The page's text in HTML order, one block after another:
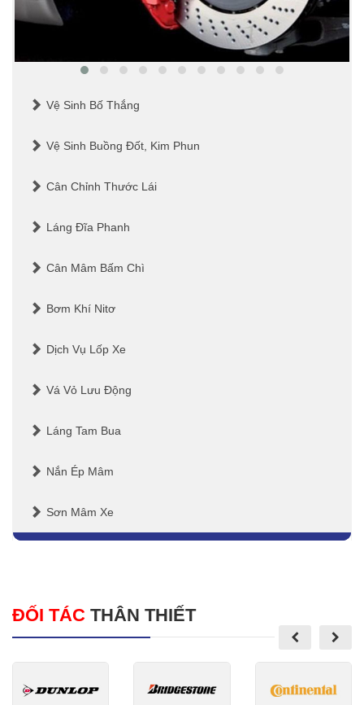
Vệ Sinh Bố Thắng
Vệ Sinh Buồng Đốt, Kim Phun
Cân Chỉnh Thước Lái
Láng Đĩa Phanh
Cân Mâm Bấm Chì
Bơm Khí Nitơ
Dịch Vụ Lốp Xe
Vá Vỏ Lưu Động
Láng Tam Bua
Nắn Ép Mâm
Sơn Mâm Xe
ĐỐI TÁC THÂN THIẾT